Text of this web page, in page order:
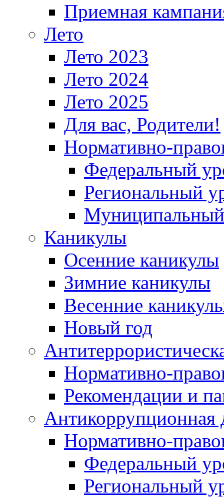
Приемная
Лето
Лето 2023
Лето 2024
Лето 2025
Для вас, Родители!
Нормативно-
Федеральный
Региональный
Каникулы
Осенние каникулы
Зимние каникулы
Весенние
Новый год
Нормативно-
Рекомендации и
Антикоррупционная
Нормативно-
Федеральный
Региональный